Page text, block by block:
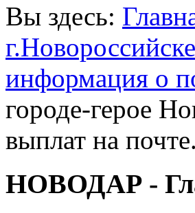
Вы здесь:
информация о
городе-герое
выплат на
НОВОДАР -